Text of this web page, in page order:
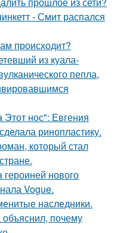
- Смит распался
происходит?
из куала-
пепла,
нос": Евгения
ринопластику.
который стал
нового
Vogue.
наследники.
почему